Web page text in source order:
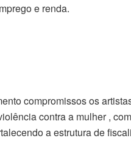
e renda.
compromissos os
contra a mulher ,
a estrutura de